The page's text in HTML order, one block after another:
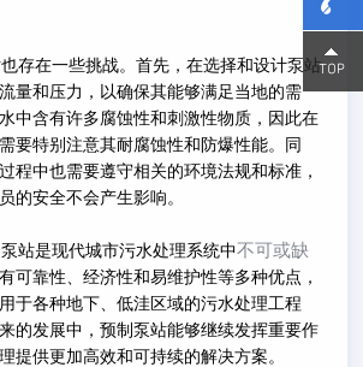
存在一些挑战。首先，在选择和设计泵站
量和压力，以确保其能够满足当地的需
中含有许多腐蚀性和刺激性物质，因此在
要特别注意其耐腐蚀性和防爆性能。同
程中也需要遵守相关的环境法规和标准，
的安全不会产生影响。
站是现代城市污水处理系统中不可或缺
可靠性、经济性和易维护性等多种优点，
于各种地下、低洼区域的污水处理工程
的发展中，预制泵站能够继续发挥重要作
提供更加高效和可持续的解决方案。